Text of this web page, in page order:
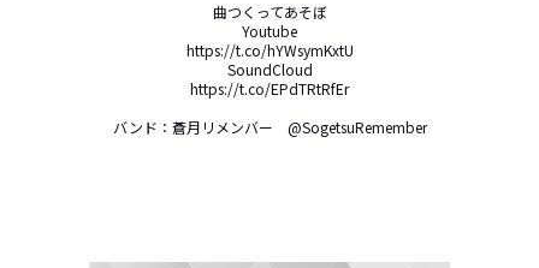
曲つくってあそぼ
Youtube
https://t.co/hYWsymKxtU
SoundCloud
https://t.co/EPdTRtRfEr
バンド：蒼月リメンバー　@SogetsuRemember